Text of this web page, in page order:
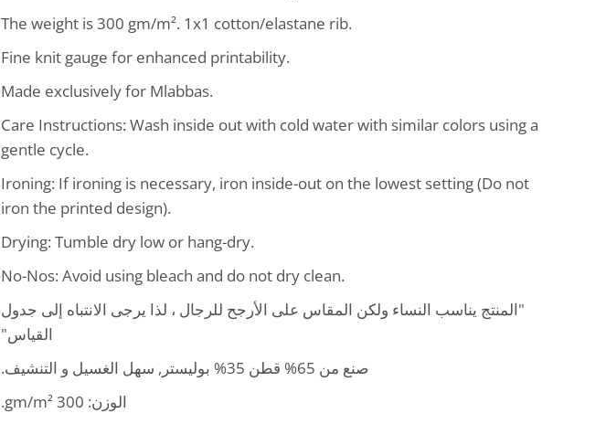
The weight is 300 gm/m². 1x1 cotton/elastane rib.
Fine knit gauge for enhanced printability.
Made exclusively for Mlabbas.
Care Instructions: Wash inside out with cold water with similar colors using a
gentle cycle.
Ironing: If ironing is necessary, iron inside-out on the lowest setting (Do not
iron the printed design).
Drying: Tumble dry low or hang-dry.
No-Nos: Avoid using bleach and do not dry clean.
"المنتج يناسب النساء ولكن المقاس على الأرجح للرجال ، لذا يرجى الانتباه إلى جدول
القياس"
صنع من 65% قطن 35% بوليستر, سهل الغسيل و التنشيف.
الوزن: 300 gm/m².